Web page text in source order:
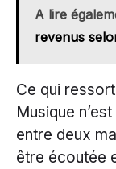
A lire
revenus
Ce qui
Musique
entre deux
être écoutée